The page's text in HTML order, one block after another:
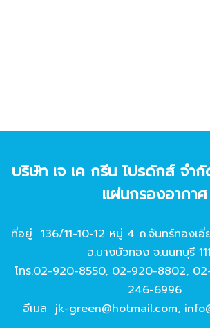
บริษัท เจ เค กรีน โปรดักส์ จํา
แผ่นกรองอากาศ
ที่อยู่ 136/11-10-12 หมู่ 4 ถ.จันทร์ทองเ
อ.บางบัวทอง จ.นนทบุรี
โทร.02-920-8550, 02-920-8802,
246-6996
อีเมล jk-green@hotmail.com,